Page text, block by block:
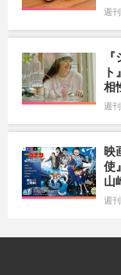
週
相
週
映
使
山
週